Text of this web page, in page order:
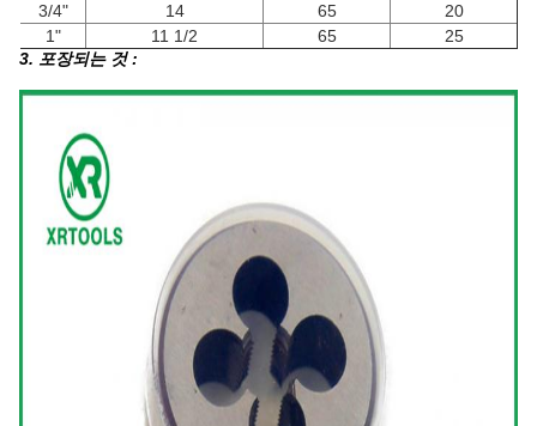
3/4"
14 65
20
1"
11 1/2 65
25
3. 포장되는 것 :